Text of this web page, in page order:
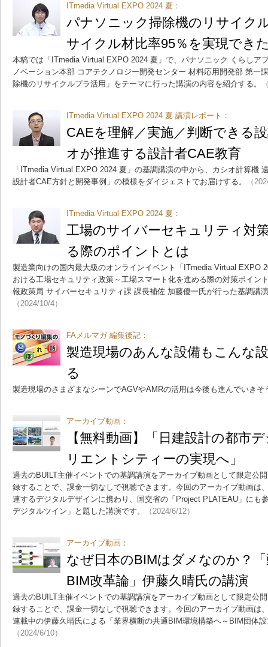
ITmedia Virtual EXPO 2024 夏：
パナソニック掃除機のリサイク
サイクル材比率95％を実現でき
本稿では「ITmedia Virtual EXPO 2024 夏」で、パナソニック くらしア
ノベーション本部 コアテクノロジー開発センター 材料応用開発部 第一
除機のリサイクルプラ活用」をテーマに行った講演の内容を紹介する。
ITmedia Virtual EXPO 2024 夏 講演レポート：
CAEを理解／実施／判断できる
オが推進する設計者CAE教育
「ITmedia Virtual EXPO 2024 夏」の基調講演の中から、カシオ計算機
設計者CAE方針と開発事例」の模様をダイジェストでお届けする。
（
ITmedia Virtual EXPO 2024 夏：
工場のサイバーセキュリティ対
る際のポイントとは
製造業向けの国内最大級のオンラインイベント「ITmedia Virtual EXPO
おける工場セキュリティ政策～工場スマート化を進める際の対策ポイン
報政策局 サイバーセキュリティ課 課長補佐 加藤優一氏が行った基調講
（2024/10/4）
FAメルマガ 編集後記：
製造現場のあんな設備もこんな
る
製造現場のさまざまなシーンでAGVやAMRの活用は今後も進んでいきそ
アーカイブ動画：
【無料動画】「日建設計の都市
リエントシティーの実現へ」
過去のBUILT主催イベントでの基調講演をアーカイブ動画として限定公
録することで、課金一切なしで視聴できます。今回のアーカイブ動画は
連するデジタルデザインに携わり、国交省の「Project PLATEAU」にも
デジタルツイン」と題した講演です。
（2024/6/12）
アーカイブ動画：
なぜ日本のBIMはダメなのか？
BIM改革論」伊藤久晴氏の講演
過去のBUILT主催イベントでの基調講演をアーカイブ動画として限定公
録することで、課金一切なしで視聴できます。今回のアーカイブ動画は
連載中の伊藤久晴氏による「業界横断の共通BIM環境構築へ～BIM団体
（2024/6/10）